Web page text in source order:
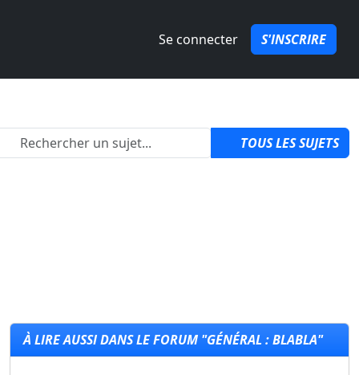
Se connecter S'INSCRIRE
2 TOUS LES SUJETS
À LIRE AUSSI DANS LE FORUM "GÉNÉRAL : BLABLA"